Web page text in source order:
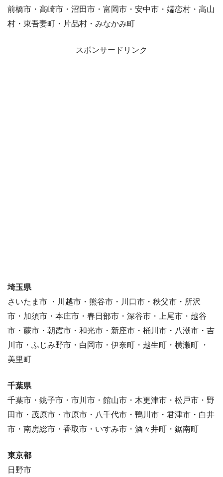
前橋市・高崎市・沼田市・富岡市・安中市・嬬恋村・高山
村・東吾妻町・片品村・みなかみ町
スポンサードリンク
埼玉県
さいたま市 ・川越市・熊谷市・川口市・秩父市・所沢
市・加須市・本庄市・春日部市・深谷市・上尾市・越谷
市・蕨市・朝霞市・和光市・新座市・桶川市・八潮市・吉
川市・ふじみ野市・白岡市・伊奈町・越生町・横瀬町 ・
美里町
千葉県
千葉市・銚子市・市川市・館山市・木更津市・松戸市・野
田市・茂原市・市原市・八千代市・鴨川市・君津市・白井
市・南房総市・香取市・いすみ市・酒々井町・鋸南町
東京都
日野市